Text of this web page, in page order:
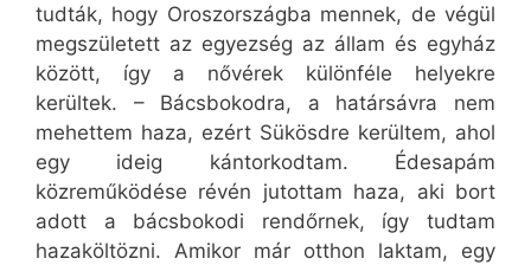
tudták, hogy Oroszországba mennek, de végül
megszületett az egyezség az állam és egyház
között, így a nővérek különféle helyekre
kerültek. – Bácsbokodra, a határsávra nem
mehettem haza, ezért Sükösdre kerültem, ahol
egy ideig kántorkodtam. Édesapám
közreműködése révén jutottam haza, aki bort
adott a bácsbokodi rendőrnek, így tudtam
hazaköltözni. Amikor már otthon laktam, egy